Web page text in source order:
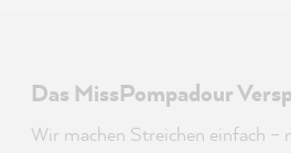
Das MissPompadour
Wir machen Streichen einfach